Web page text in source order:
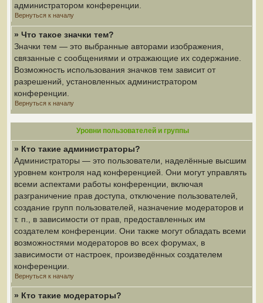
администратором конференции.
Вернуться к началу
» Что такое значки тем?
Значки тем — это выбранные авторами изображения,
связанные с сообщениями и отражающие их содержание.
Возможность использования значков тем зависит от
разрешений, установленных администратором
конференции.
Вернуться к началу
Уровни пользователей и группы
» Кто такие администраторы?
Администраторы — это пользователи, наделённые высшим
уровнем контроля над конференцией. Они могут управлять
всеми аспектами работы конференции, включая
разграничение прав доступа, отключение пользователей,
создание групп пользователей, назначение модераторов и
т. п., в зависимости от прав, предоставленных им
создателем конференции. Они также могут обладать всеми
возможностями модераторов во всех форумах, в
зависимости от настроек, произведённых создателем
конференции.
Вернуться к началу
» Кто такие модераторы?